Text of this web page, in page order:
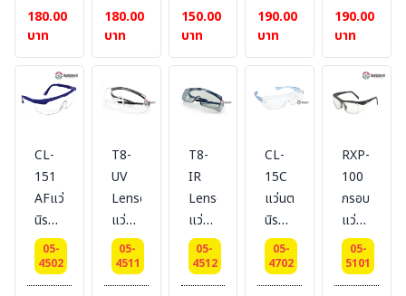
BESTSAFE
180.00
บาท
ฉาบ
ปรอท
#
180.00
บาท
BESTSAFE
150.00
บาท
สายตา
เลนส์
ใหญ่
BESTSAFE
190.00
บาท
สายตา
เลนส์
ใหญ่
BESTSAFE
190.00
บาท
CL-
151
AFแว่นตา
นิรภัย
เลนส์
ใส
กรอบ
05-
4502
T8-
UV
Lense
แว่นตา
นิรภัย
UV400
เลนส์
05-
4511
T8-
IR
Lense
แว่นตา
นิรภัย
I/R
780-
05-
4512
CL-
15C
แว่นตา
นิรภัย
ใส-
ครอบ
แว่น
05-
4702
RXP-
100
กรอบ
แว่นตา
นิรภัย
สำหรับ
เลนส์
05-
5101